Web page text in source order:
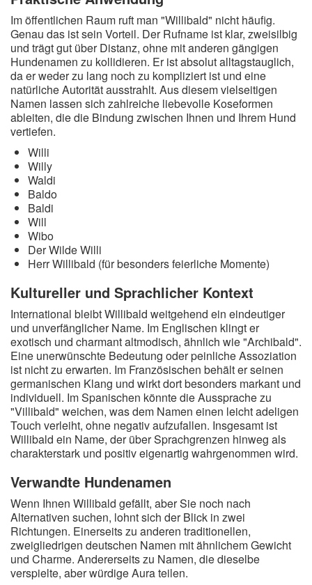
Im öffentlichen Raum ruft man "Willibald" nicht häufig.
Genau das ist sein Vorteil. Der Rufname ist klar, zweisilbig
und trägt gut über Distanz, ohne mit anderen gängigen
Hundenamen zu kollidieren. Er ist absolut alltagstauglich,
da er weder zu lang noch zu kompliziert ist und eine
natürliche Autorität ausstrahlt. Aus diesem vielseitigen
Namen lassen sich zahlreiche liebevolle Koseformen
ableiten, die die Bindung zwischen Ihnen und Ihrem Hund
vertiefen.
Willi
Willy
Waldi
Baldo
Baldi
Will
Wibo
Der Wilde Willi
Herr Willibald (für besonders feierliche Momente)
Kultureller und Sprachlicher Kontext
International bleibt Willibald weitgehend ein eindeutiger
und unverfänglicher Name. Im Englischen klingt er
exotisch und charmant altmodisch, ähnlich wie "Archibald".
Eine unerwünschte Bedeutung oder peinliche Assoziation
ist nicht zu erwarten. Im Französischen behält er seinen
germanischen Klang und wirkt dort besonders markant und
individuell. Im Spanischen könnte die Aussprache zu
"Villibald" weichen, was dem Namen einen leicht adeligen
Touch verleiht, ohne negativ aufzufallen. Insgesamt ist
Willibald ein Name, der über Sprachgrenzen hinweg als
charakterstark und positiv eigenartig wahrgenommen wird.
Verwandte Hundenamen
Wenn Ihnen Willibald gefällt, aber Sie noch nach
Alternativen suchen, lohnt sich der Blick in zwei
Richtungen. Einerseits zu anderen traditionellen,
zweigliedrigen deutschen Namen mit ähnlichem Gewicht
und Charme. Andererseits zu Namen, die dieselbe
verspielte, aber würdige Aura teilen.